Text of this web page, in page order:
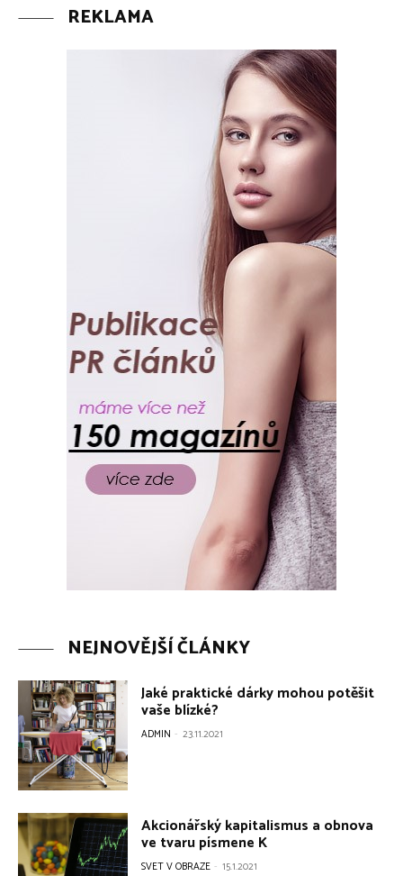
REKLAMA
NEJNOVĚJŠÍ ČLÁNKY
Jaké praktické dárky mohou potěšit
vaše blízké?
ADMIN - 23.11.2021
Akcionářský kapitalismus a obnova
ve tvaru písmene K
SVET V OBRAZE - 15.1.2021